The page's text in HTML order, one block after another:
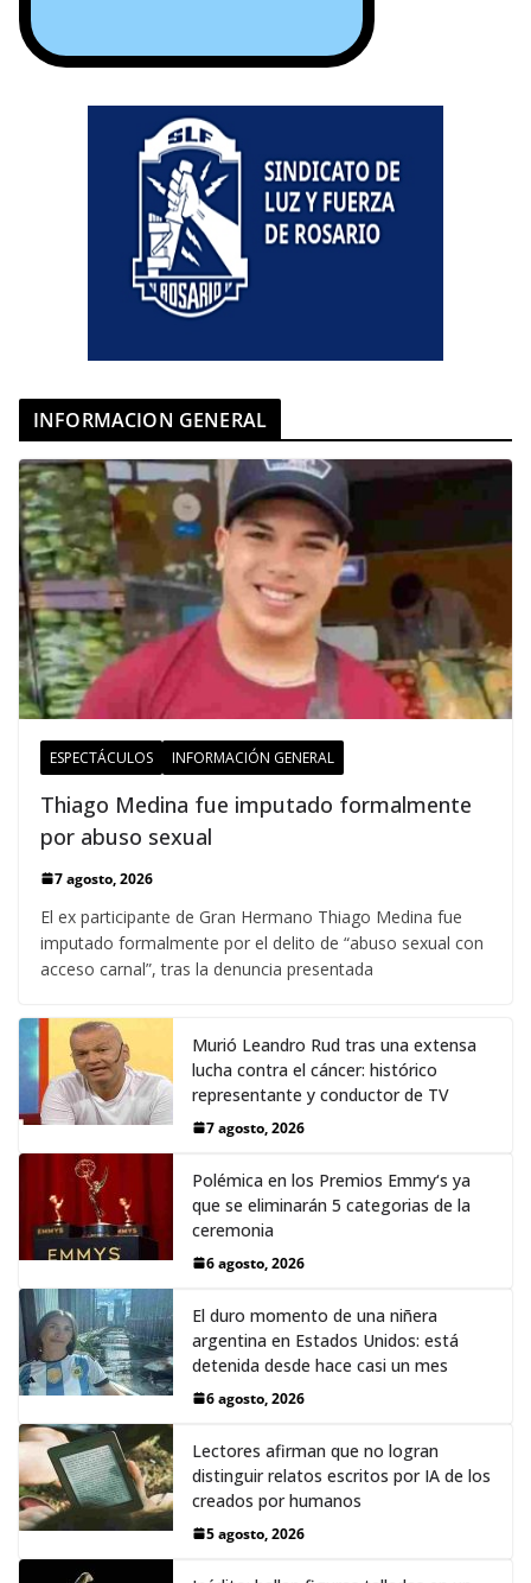
INFORMACION GENERAL
ESPECTÁCULOS INFORMACIÓN GENERAL
Thiago Medina fue imputado formalmente
por abuso sexual
7 agosto, 2026
El ex participante de Gran Hermano Thiago Medina fue
imputado formalmente por el delito de “abuso sexual con
acceso carnal”, tras la denuncia presentada
Murió Leandro Rud tras una extensa
lucha contra el cáncer: histórico
representante y conductor de TV
7 agosto, 2026
Polémica en los Premios Emmy‘s ya
que se eliminarán 5 categorias de la
ceremonia
6 agosto, 2026
El duro momento de una niñera
argentina en Estados Unidos: está
detenida desde hace casi un mes
6 agosto, 2026
Lectores afirman que no logran
distinguir relatos escritos por IA de los
creados por humanos
5 agosto, 2026